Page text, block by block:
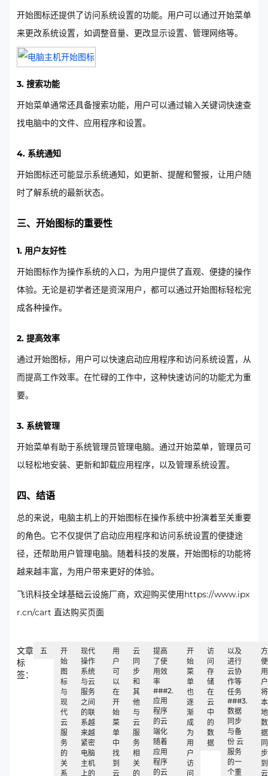
开始图标还提供了访问系统设置的功能。用户可以通过开始菜单
来更改系统设置，如调整音量、更改显示设置、管理网络等。
3. 搜索功能
开始菜单通常还具备搜索功能，用户可以通过输入关键词快速查
找电脑中的文件、应用程序和设置。
4. 系统通知
开始图标还可能显示系统通知，如更新、提醒和警报，让用户随
时了解系统的最新状态。
三、开始图标的重要性
1. 用户友好性
开始图标作为操作系统的入口，为用户提供了直观、便捷的操作
体验。无论是初学者还是资深用户，都可以通过开始图标轻松完
成各种操作。
2. 提高效率
通过开始图标，用户可以快速启动应用程序和访问系统设置，从
而提高工作效率。在忙碌的工作中，这种快速访问的功能尤为重
要。
3. 系统管理
开始菜单有助于系统管理员管理电脑。通过开始菜单，管理员可
以轻松地安装、更新和卸载应用程序，以及管理系统设置。
四、结语
总的来说，电脑主机上的开始图标在操作系统中扮演着至关重要
的角色。它不仅提供了启动应用程序和访问系统设置的便捷途
径，还帮助用户管理电脑。随着科技的发展，开始图标的功能将
越来越丰富，为用户带来更好的体验。
飞讯科技全球基础云设施厂商，欢迎购买使用https://www.ipx
r.cn/cart 直达购买页面
文章
标
签：
五
开
始
图
标
与
现
代
云
服
务
的
关
系
现代
操作
系统
与云
服务
之间
的联
系越
来越
紧密
电脑
主机
上的
用
户
可
以
在
开
始
菜
单
中
找
到
云
云
同
步
和
其
他
与
云
服
务
相
关
的
提高
了使
用效
率
###2.
应用
程序
的云
端化
随着
应用
程序
的云
开
始
菜
单
也
逐
渐
成
为
用
户
访
问
访
问
存
储
在
云
中
的
数
据
以及
进行
云协
作等
任务
###3.
数据
同步
与备
份 云
服务
的一
个重
方
便
用
户
将
本
地
数
据
同
步
到
云